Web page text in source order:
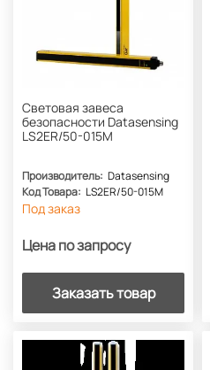
Световая завеса
безопасности Datasensing
LS2ER/50-015M
Производитель: Datasensing
Код Товара: LS2ER/50-015M
Под заказ
Цена по запросу
Заказать товар